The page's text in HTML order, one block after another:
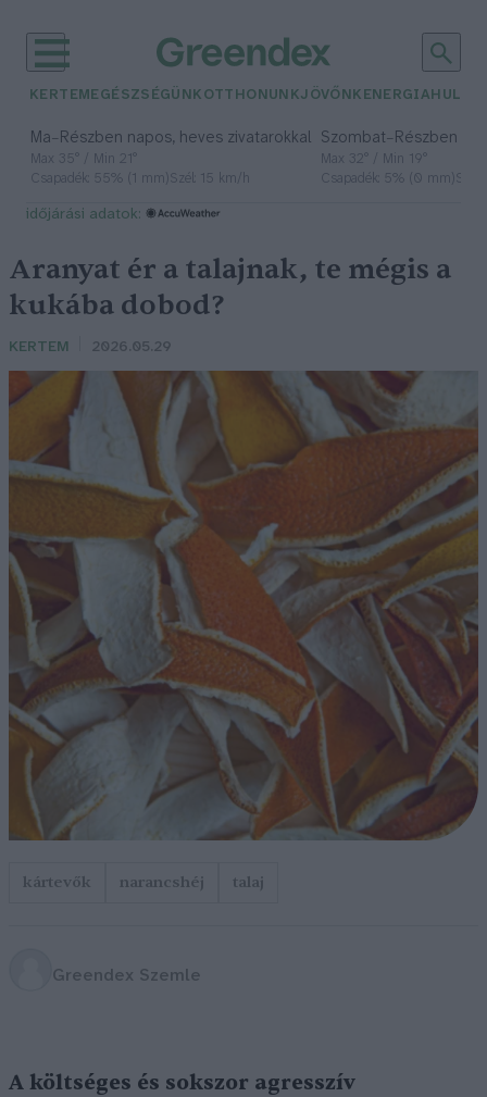
KERTEM EGÉSZSÉGÜNK OTTHONUNKJÖVŐNK ENERGIA
Ma– Részben napos, heves zivatarokkal
Max 35° / Min 21°
Csapadék: 55% (1 mm)Szél: 15 km/h
Szombat– Részben
Max 32° / Min 19°
Csapadék: 5% (0 mm)
időjárási adatok:
Aranyat ér a talajnak, te mégis a
kukába dobod?
KERTEM 2026.05.29
kártevők narancshéj talaj
Greendex Szemle
A költséges és sokszor agresszív